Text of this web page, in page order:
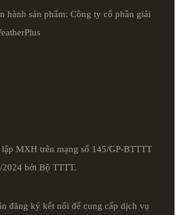
hành sản phẩm: Công ty cổ phần giải
MXH trên mạng số 145/GP-BTTTT
2024 bởi Bộ TTTT.
đăng ký kết nối để cung cấp dịch vụ